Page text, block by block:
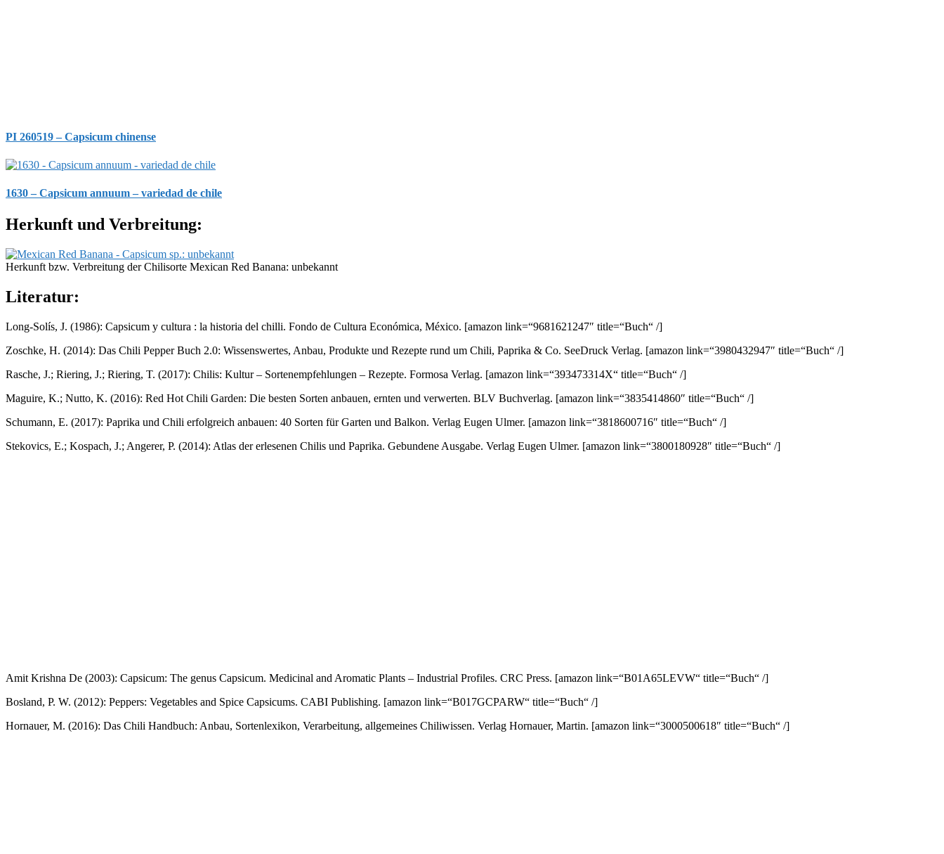
PI 260519 – Capsicum chinense
1630 – Capsicum annuum – variedad de chile
Herkunft und Verbreitung:
Herkunft bzw. Verbreitung der Chilisorte Mexican Red Banana: unbekannt
Literatur:
Long-Solís, J. (1986): Capsicum y cultura : la historia del chilli. Fondo de Cultura Económica, México. [amazon link=“9681621247″ title=“Buch“ /]
Zoschke, H. (2014): Das Chili Pepper Buch 2.0: Wissenswertes, Anbau, Produkte und Rezepte rund um Chili, Paprika & Co. SeeDruck Verlag. [amazon link=“3980432947″ title=“Buch“ /]
Rasche, J.; Riering, J.; Riering, T. (2017): Chilis: Kultur – Sortenempfehlungen – Rezepte. Formosa Verlag. [amazon link=“393473314X“ title=“Buch“ /]
Maguire, K.; Nutto, K. (2016): Red Hot Chili Garden: Die besten Sorten anbauen, ernten und verwerten. BLV Buchverlag. [amazon link=“3835414860″ title=“Buch“ /]
Schumann, E. (2017): Paprika und Chili erfolgreich anbauen: 40 Sorten für Garten und Balkon. Verlag Eugen Ulmer. [amazon link=“3818600716″ title=“Buch“ /]
Stekovics, E.; Kospach, J.; Angerer, P. (2014): Atlas der erlesenen Chilis und Paprika. Gebundene Ausgabe. Verlag Eugen Ulmer. [amazon link=“3800180928″ title=“Buch“ /]
Amit Krishna De (2003): Capsicum: The genus Capsicum. Medicinal and Aromatic Plants – Industrial Profiles. CRC Press. [amazon link=“B01A65LEVW“ title=“Buch“ /]
Bosland, P. W. (2012): Peppers: Vegetables and Spice Capsicums. CABI Publishing. [amazon link=“B017GCPARW“ title=“Buch“ /]
Hornauer, M. (2016): Das Chili Handbuch: Anbau, Sortenlexikon, Verarbeitung, allgemeines Chiliwissen. Verlag Hornauer, Martin. [amazon link=“3000500618″ title=“Buch“ /]